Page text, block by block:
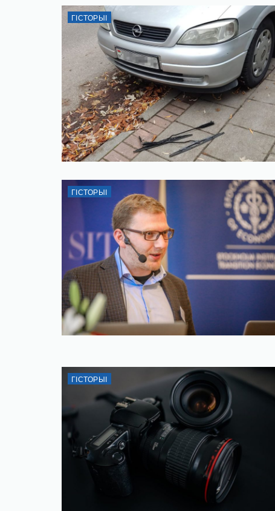
ГІСТОРЫІ
ГІСТОРЫІ
ГІСТОРЫІ